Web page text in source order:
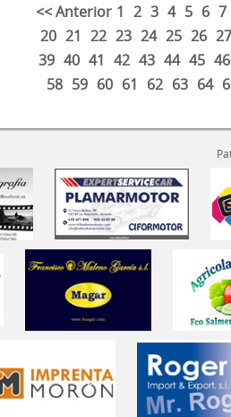
<< Anterior 1 2 3 4 5 6 7
20 21 22 23 24 25 26 27
39 40 41 42 43 44 45 46
58 59 60 61 62 63 64